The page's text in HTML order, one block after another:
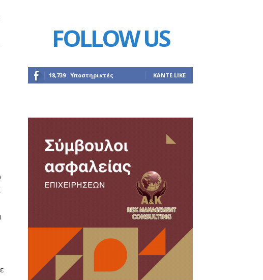
FOLLOW US
18,739 Υποστηρικτές ΚΆΝΤΕ LIKE